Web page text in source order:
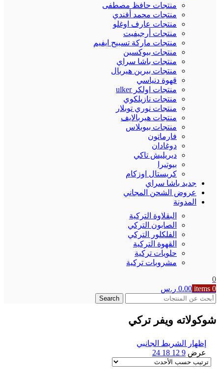
منتجات حافظ مصطفى
منتجات محمد أفندي
منتجات عارف اوغلو
منتجات أرجيفيت
منتجات ماركة تسبيح ايفيم
منتجات بيوكسين
منتجات باشا سراي
منتجات بيرين هيربال
قهوة دنياسي
منتجات اولكر ulker
منتجات نازيلكوي
منتجات نوري توبلار
منتجات هيربالايف
منتجات بيوبلاس
فارماتون
دوغادان
ديريليش تاكي
بيوتيرا
كريستال اوزكام
جديد باشا سراي
عروض الشحن المجاني
المدونة
البقلاوة التركية
الصابون التركي
الفلكلور التركي
القهوة التركية
حلويات تركية
مشروبات تركية
0
0
items
0.00 ر.س
Search
شوكولاته ويفر تركي
إظهار الشريط الجانبي
عرض 9
12
18
24